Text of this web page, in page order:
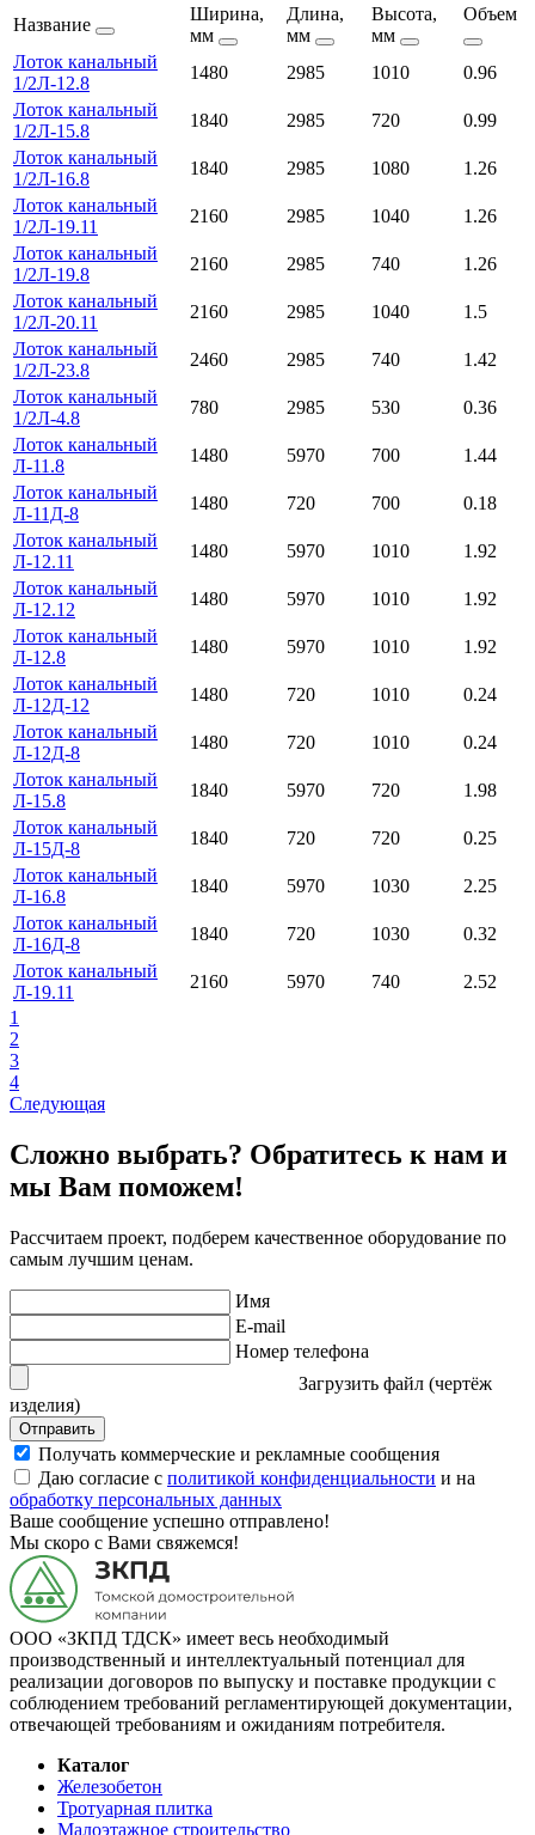
Название
Ширина,
мм
Длина,
мм
Высота,
мм
Объем
Лоток канальный
1/2Л-12.8
1480 2985 1010
0.96
Лоток канальный
1/2Л-15.8
1840 2985 720
0.99
Лоток канальный
1/2Л-16.8
1840 2985 1080
1.26
Лоток канальный
1/2Л-19.11
2160 2985 1040
1.26
Лоток канальный
1/2Л-19.8
2160 2985 740
1.26
Лоток канальный
1/2Л-20.11
2160 2985 1040
1.5
Лоток канальный
1/2Л-23.8
2460 2985 740
1.42
Лоток канальный
1/2Л-4.8
780 2985 530
0.36
Лоток канальный
Л-11.8
1480 5970 700
1.44
Лоток канальный
Л-11Д-8
1480 720 700
0.18
Лоток канальный
Л-12.11
1480 5970 1010
1.92
Лоток канальный
Л-12.12
1480 5970 1010
1.92
Лоток канальный
Л-12.8
1480 5970 1010
1.92
Лоток канальный
Л-12Д-12
1480 720 1010
0.24
Лоток канальный
Л-12Д-8
1480 720 1010
0.24
Лоток канальный
Л-15.8
1840 5970 720
1.98
Лоток канальный
Л-15Д-8
1840 720 720
0.25
Лоток канальный
Л-16.8
1840 5970 1030
2.25
Лоток канальный
Л-16Д-8
1840 720 1030
0.32
Лоток канальный
Л-19.11
2160 5970 740
2.52
1
2
3
4
Следующая
Сложно выбрать? Обратитесь к нам и
мы Вам поможем!
Рассчитаем проект, подберем качественное оборудование по
самым лучшим ценам.
Имя
E-mail
Номер телефона
Загрузить файл (чертёж
изделия)
Отправить
Получать коммерческие и рекламные сообщения
Даю согласие с политикой конфиденциальности и на
обработку персональных данных
Ваше сообщение успешно отправлено!
Мы скоро с Вами свяжемся!
ООО «ЗКПД ТДСК» имеет весь необходимый
производственный и интеллектуальный потенциал для
реализации договоров по выпуску и поставке продукции с
соблюдением требований регламентирующей документации,
отвечающей требованиям и ожиданиям потребителя.
Каталог
Железобетон
Тротуарная плитка
Малоэтажное строительство